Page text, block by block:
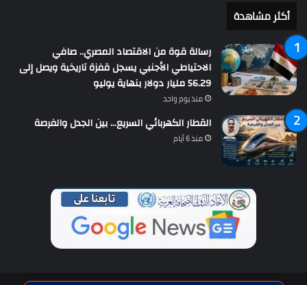
أكثر مشاهدة
رسالة قوة من الاقتصاد المصري.. صافي
الاحتياطي الأجنبي يسجل قفزة تاريخية ويصل إلى
56.29 مليار دولار بنهاية يوليو
منذ يوم واحد
القطار الكهربائي السريع… بين الجدل والفرصة
منذ 6 أيام